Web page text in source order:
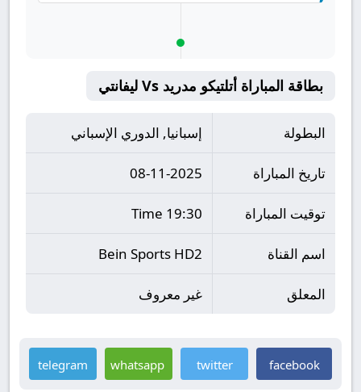
بطاقة المباراة أتلتيكو مدريد Vs ليفانتي
البطولة إسبانيا, الدوري الإسباني
تاريخ المباراة 08-11-2025
توقيت المباراة 19:30 Time
اسم القناة Bein Sports HD2
المعلق غير معروف
facebook
twitter
whatsapp
telegram